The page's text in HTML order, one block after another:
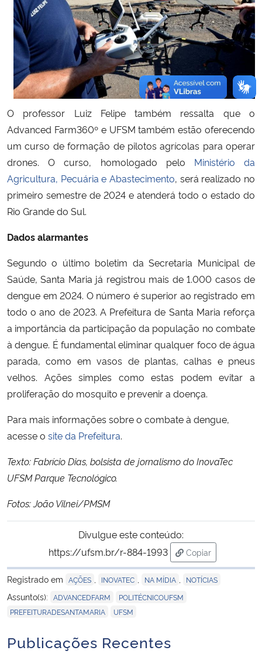
O professor Luiz Felipe também ressalta que o
Advanced Farm360º e UFSM também estão oferecendo
um curso de formação de pilotos agrícolas para operar
drones. O curso, homologado pelo Ministério da
Agricultura, Pecuária e Abastecimento, será realizado no
primeiro semestre de 2024 e atenderá todo o estado do
Rio Grande do Sul.
Dados alarmantes
Segundo o último boletim da Secretaria Municipal de
Saúde, Santa Maria já registrou mais de 1.000 casos de
dengue em 2024. O número é superior ao registrado em
todo o ano de 2023. A Prefeitura de Santa Maria reforça
a importância da participação da população no combate
à dengue. É fundamental eliminar qualquer foco de água
parada, como em vasos de plantas, calhas e pneus
velhos. Ações simples como estas podem evitar a
proliferação do mosquito e prevenir a doença.
Para mais informações sobre o combate à dengue,
acesse o site da Prefeitura.
Texto: Fabrício Dias, bolsista de jornalismo do InovaTec
UFSM Parque Tecnológico.
Fotos: João Vilnei/PMSM
Divulgue este conteúdo:
https://ufsm.br/r-884-1993
Copiar
para área de
Registrado em AÇÕES INOVATEC NA MÍDIA NOTÍCIAS
Assunto(s): ADVANCEDFARM POLITÉCNICOUFSM
PREFEITURADESANTAMARIA UFSM
Publicações Recentes